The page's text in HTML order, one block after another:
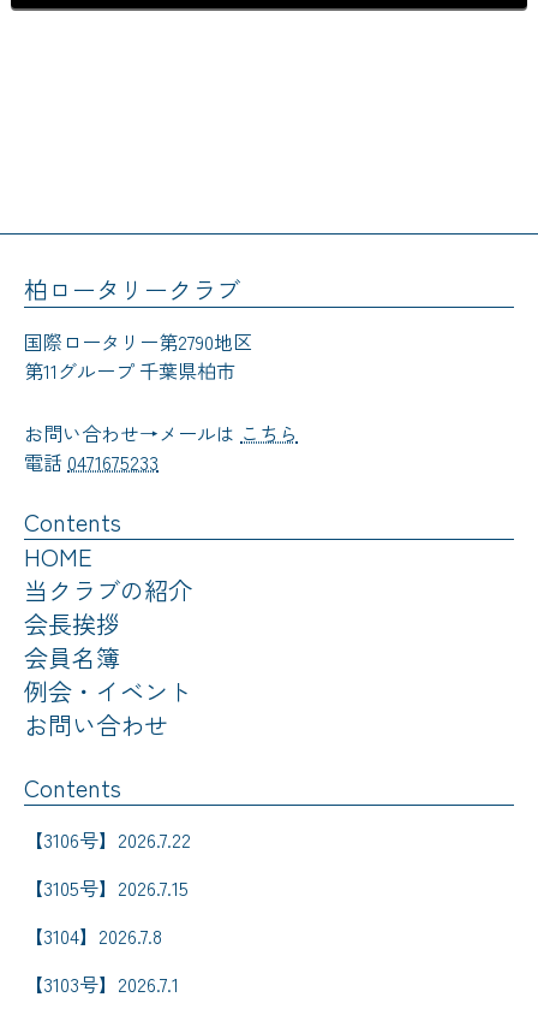
柏ロータリークラブ
国際ロータリー第2790地区
第11グループ 千葉県柏市
お問い合わせ→メールは こちら
電話 0471675233
Contents
HOME
当クラブの紹介
会長挨拶
会員名簿
例会・イベント
お問い合わせ
Contents
【3106号】2026.7.22
【3105号】2026.7.15
【3104】2026.7.8
【3103号】2026.7.1